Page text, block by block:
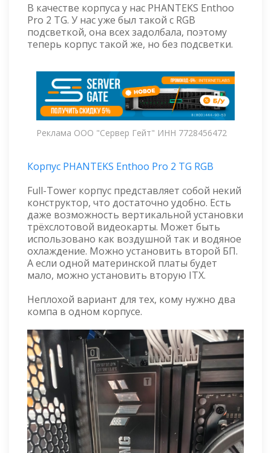
В качестве корпуса у нас PHANTEKS Enthoo
Pro 2 TG. У нас уже был такой с RGB
подсветкой, она всех задолбала, поэтому
теперь корпус такой же, но без подсветки.
Реклама ООО "Сервер Гейт" ИНН 7728456472
Корпус PHANTEKS Enthoo Pro 2 TG RGB
Full-Tower корпус представляет собой некий
конструктор, что достаточно удобно. Есть
даже возможность вертикальной установки
трёхслотовой видеокарты. Может быть
использовано как воздушной так и водяное
охлаждение. Можно установить второй БП.
А если одной материнской платы будет
мало, можно установить вторую ITX.
Неплохой вариант для тех, кому нужно два
компа в одном корпусе.